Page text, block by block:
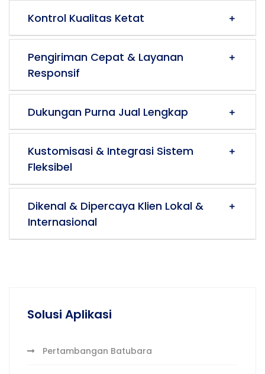
Solusi Aplikasi
Pertambangan Batubara
Kontrol Kualitas Ketat
Pengiriman Cepat & Layanan
Responsif
Dukungan Purna Jual Lengkap
Kustomisasi & Integrasi Sistem
Fleksibel
Dikenal & Dipercaya Klien Lokal &
Internasional